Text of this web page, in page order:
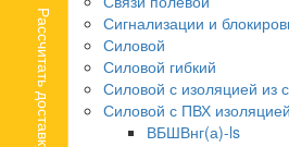
Сигнализации и
Силовой
Силовой гибкий
Силовой с изоляцией из
Силовой с ПВХ изоляцией
ВБШВнг(а)-ls
Рассчитать доставку